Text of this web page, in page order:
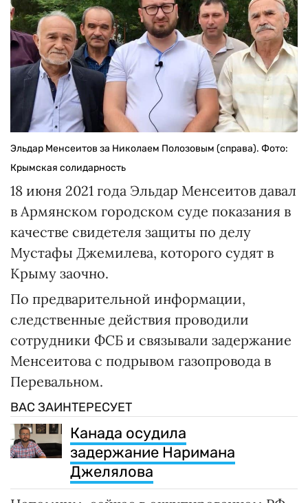
Эльдар Менсеитов за Николаем Полозовым (справа). Фото:
Крымская солидарность
18 июня 2021 года Эльдар Менсеитов давал
в Армянском городском суде показания в
качестве свидетеля защиты по делу
Мустафы Джемилева, которого судят в
Крыму заочно.
По предварительной информации,
следственные действия проводили
сотрудники ФСБ и связывали задержание
Менсеитова с подрывом газопровода в
Перевальном.
ВАС ЗАИНТЕРЕСУЕТ
Канада осудила
задержание Наримана
Джелялова